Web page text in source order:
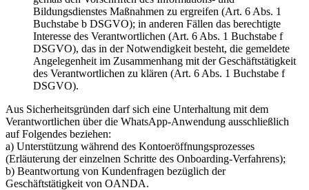
Bildungsdienstes Maßnahmen zu ergreifen (Art. 6 Abs. 1
Buchstabe b DSGVO); in anderen Fällen das berechtigte
Interesse des Verantwortlichen (Art. 6 Abs. 1 Buchstabe f
DSGVO), das in der Notwendigkeit besteht, die gemeldete
Angelegenheit im Zusammenhang mit der Geschäftstätigkeit
des Verantwortlichen zu klären (Art. 6 Abs. 1 Buchstabe f
DSGVO).
Aus Sicherheitsgründen darf sich eine Unterhaltung mit dem
Verantwortlichen über die WhatsApp-Anwendung ausschließlich
auf Folgendes beziehen:
a) Unterstützung während des Kontoeröffnungsprozesses
(Erläuterung der einzelnen Schritte des Onboarding-Verfahrens);
b) Beantwortung von Kundenfragen bezüglich der
Geschäftstätigkeit von OANDA.